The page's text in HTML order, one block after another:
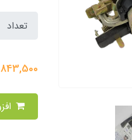
تعداد
843,500